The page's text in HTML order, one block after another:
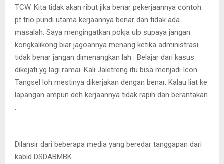
TCW. Kita tidak akan ribut jika benar pekerjaannya contoh
pt trio pundi utama kerjaannya benar dan tidak ada
masalah. Saya mengingatkan pokja ulp supaya jangan
kongkalikong biar jagoannya menang ketika administrasi
tidak benar jangan dimenangkan lah . Belajar dari kasus
dikejati yg lagi ramai. Kali Jaletreng itu bisa menjadi Icon
Tangsel loh mestinya dikerjakan dengan benar. Kalau liat ke
lapangan ampun deh kerjaannya tidak rapih dan berantakan
Dilansir dari beberapa media yang beredar tanggapan dari
kabid DSDABMBK